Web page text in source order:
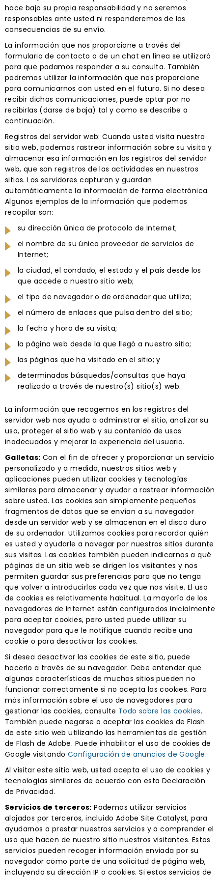
hace bajo su propia responsabilidad y no seremos
responsables ante usted ni responderemos de las
consecuencias de su envío.
La información que nos proporcione a través del
formulario de contacto o de un chat en línea se utilizará
para que podamos responder a su consulta. También
podremos utilizar la información que nos proporcione
para comunicarnos con usted en el futuro. Si no desea
recibir dichas comunicaciones, puede optar por no
recibirlas (darse de baja) tal y como se describe a
continuación.
Registros del servidor web: Cuando usted visita nuestro
sitio web, podemos rastrear información sobre su visita y
almacenar esa información en los registros del servidor
web, que son registros de las actividades en nuestros
sitios. Los servidores capturan y guardan
automáticamente la información de forma electrónica.
Algunos ejemplos de la información que podemos
recopilar son:
su dirección única de protocolo de Internet;
el nombre de su único proveedor de servicios de
Internet;
la ciudad, el condado, el estado y el país desde los
que accede a nuestro sitio web;
el tipo de navegador o de ordenador que utiliza;
el número de enlaces que pulsa dentro del sitio;
la fecha y hora de su visita;
la página web desde la que llegó a nuestro sitio;
las páginas que ha visitado en el sitio; y
determinadas búsquedas/consultas que haya
realizado a través de nuestro(s) sitio(s) web.
La información que recogemos en los registros del
servidor web nos ayuda a administrar el sitio, analizar su
uso, proteger el sitio web y su contenido de usos
inadecuados y mejorar la experiencia del usuario.
Galletas: Con el fin de ofrecer y proporcionar un servicio
personalizado y a medida, nuestros sitios web y
aplicaciones pueden utilizar cookies y tecnologías
similares para almacenar y ayudar a rastrear información
sobre usted. Las cookies son simplemente pequeños
fragmentos de datos que se envían a su navegador
desde un servidor web y se almacenan en el disco duro
de su ordenador. Utilizamos cookies para recordar quién
es usted y ayudarle a navegar por nuestros sitios durante
sus visitas. Las cookies también pueden indicarnos a qué
páginas de un sitio web se dirigen los visitantes y nos
permiten guardar sus preferencias para que no tenga
que volver a introducirlas cada vez que nos visite. El uso
de cookies es relativamente habitual. La mayoría de los
navegadores de Internet están configurados inicialmente
para aceptar cookies, pero usted puede utilizar su
navegador para que le notifique cuando recibe una
cookie o para desactivar las cookies.
Si desea desactivar las cookies de este sitio, puede
hacerlo a través de su navegador. Debe entender que
algunas características de muchos sitios pueden no
funcionar correctamente si no acepta las cookies. Para
más información sobre el uso de navegadores para
gestionar las cookies, consulte Todo sobre las cookies.
También puede negarse a aceptar las cookies de Flash
de este sitio web utilizando las herramientas de gestión
de Flash de Adobe. Puede inhabilitar el uso de cookies de
Google visitando Configuración de anuncios de Google.
Al visitar este sitio web, usted acepta el uso de cookies y
tecnologías similares de acuerdo con esta Declaración
de Privacidad.
Servicios de terceros: Podemos utilizar servicios
alojados por terceros, incluido Adobe Site Catalyst, para
ayudarnos a prestar nuestros servicios y a comprender el
uso que hacen de nuestro sitio nuestros visitantes. Estos
servicios pueden recoger información enviada por su
navegador como parte de una solicitud de página web,
incluyendo su dirección IP o cookies. Si estos servicios de